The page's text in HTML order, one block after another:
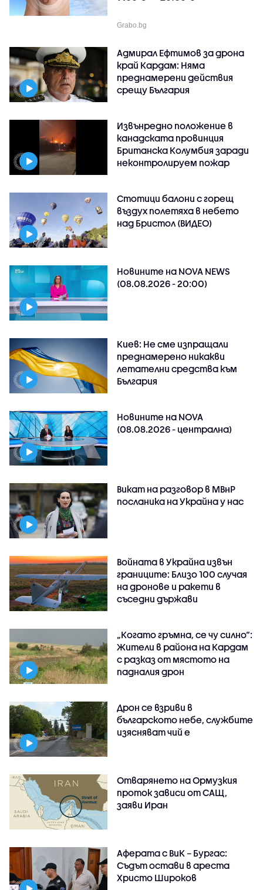
Grabo.bg
Адмирал Ефтимов за дрона
край Кардам: Няма
преднамерени действия
срещу България
Извънредно положение в
канадската провинция
Британска Колумбия заради
неконтролируем пожар
Стотици балони с горещ
въздух полетяха в небето
над Бристол (ВИДЕО)
Новините на NOVA NEWS
(08.08.2026 - 20:00)
Киев: Не сме изпращали
преднамерено никакви
летателни средства към
България
Новините на NOVA
(08.08.2026 - централна)
Викат на разговор в МВнР
посланика на Украйна у нас
Войната в Украйна извън
границите: Близо 100 случая
на дронове и ракети в
съседни държави
„Когато гръмна, се чу силно“:
Жители в района на Кардам
с разказ от мястото на
падналия дрон
Дрон се взриви в
българското небе, службите
изясняват чий е
Отварянето на Ормузкия
проток зависи от САЩ,
заяви Иран
Аферата с ВиК – Бургас:
Съдът остави в ареста
Христо Широков